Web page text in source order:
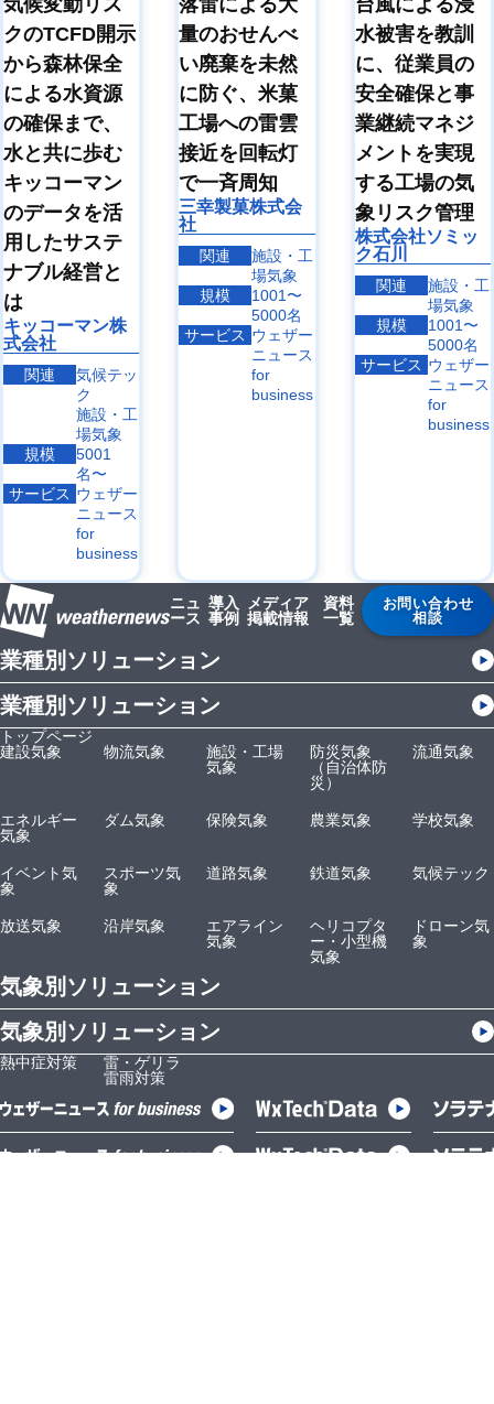
気候変動リス
クのTCFD開示
から森林保全
による水資源
の確保まで、
水と共に歩む
キッコーマン
のデータを活
用したサステ
ナブル経営と
は
キッコーマン株
式会社
関連
気候テッ
ク
施設・工
場気象
規模
5001
名〜
サービス ウェザー
ニュース
for
business
落雷による大
量のおせんべ
い廃棄を未然
に防ぐ、米菓
工場への雷雲
接近を回転灯
で一斉周知
三幸製菓株式会
社
関連
施設・工
場気象
規模
1001〜
5000名
サービス ウェザー
ニュース
for
business
台風による浸
水被害を教訓
に、従業員の
安全確保と事
業継続マネジ
メントを実現
する工場の気
象リスク管理
株式会社ソミッ
ク石川
関連
施設・工
場気象
規模
1001〜
5000名
サービス ウェザー
ニュース
for
business
ニュ
ース
導入
事例
メディア
掲載情報
資料
一覧
お問い合わせ
相談
業種別ソリューション
業種別ソリューション
トップページ
建設気象
物流気象
施設・工場
気象
防災気象
（自治体防
災）
流通気象
エネルギー
気象
ダム気象 保険気象 農業気象 学校気象
イベント気
象
スポーツ気
象
道路気象 鉄道気象 気候テック
放送気象 沿岸気象
エアライン
気象
ヘリコプタ
ー・小型機
気象
ドローン気
象
気象別ソリューション
気象別ソリューション
熱中症対策
雷・ゲリラ
雷雨対策